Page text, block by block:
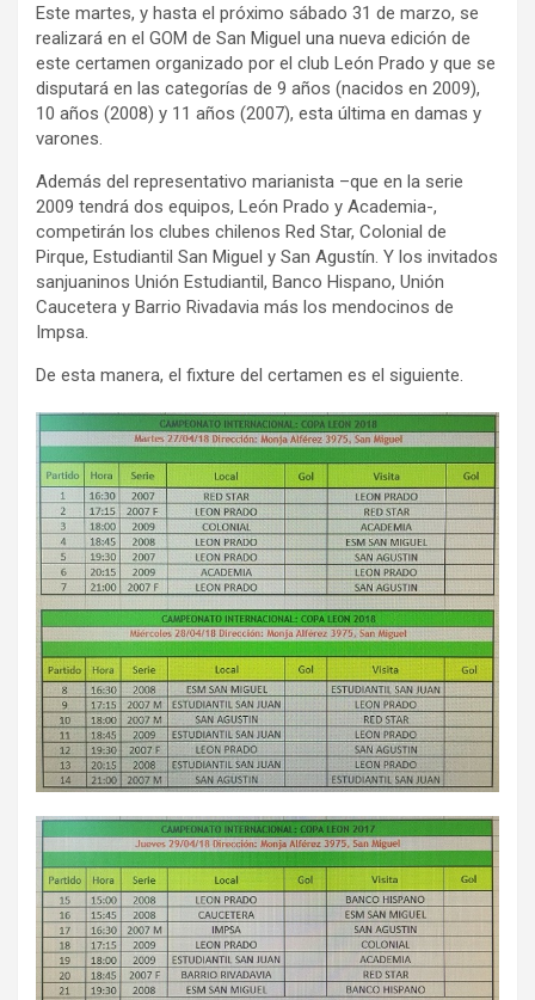
Este martes, y hasta el próximo sábado 31 de marzo, se
realizará en el GOM de San Miguel una nueva edición de
este certamen organizado por el club León Prado y que se
disputará en las categorías de 9 años (nacidos en 2009),
10 años (2008) y 11 años (2007), esta última en damas y
varones.
Además del representativo marianista –que en la serie
2009 tendrá dos equipos, León Prado y Academia-,
competirán los clubes chilenos Red Star, Colonial de
Pirque, Estudiantil San Miguel y San Agustín. Y los invitados
sanjuaninos Unión Estudiantil, Banco Hispano, Unión
Caucetera y Barrio Rivadavia más los mendocinos de
Impsa.
De esta manera, el fixture del certamen es el siguiente.